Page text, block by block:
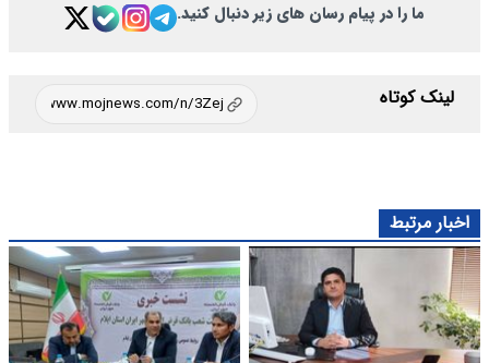
ما را در پیام رسان های زیر دنبال کنید.
لینک کوتاه
اخبار مرتبط